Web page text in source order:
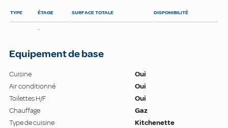
TYPE ÉTAGE SURFACE TOTALE DISPONIBILITÉ
-
Equipement de base
Cuisine
Oui
Air conditionné
Oui
Toilettes H/F
Oui
Chauffage
Gaz
Type de cuisine
Kitchenette